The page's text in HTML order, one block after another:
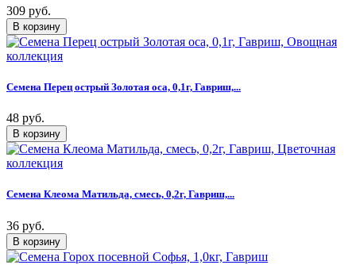
309 руб.
Семена Перец острый Золотая оса, 0,1г, Гавриш,...
48 руб.
Семена Клеома Матильда, смесь, 0,2г, Гавриш,...
36 руб.